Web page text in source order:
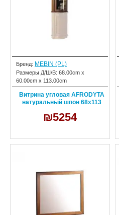
Бренд: MEBIN (PL)
Размеры Д/Ш/В: 68.00cm x
60.00cm x 113.00cm
Витрина угловая AFRODYTA
натуральный шпон 68х113
₪5254